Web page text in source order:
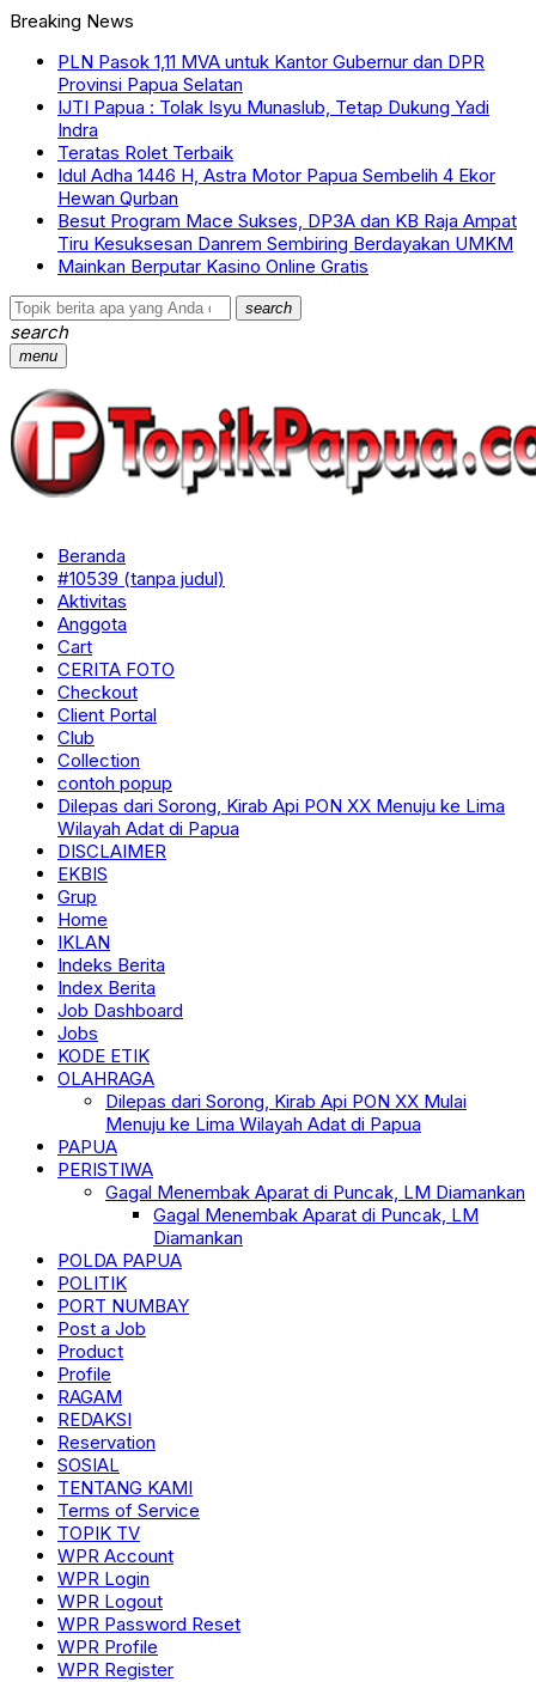
Breaking News
PLN Pasok 1,11 MVA untuk Kantor Gubernur dan DPR
Provinsi Papua Selatan
IJTI Papua : Tolak Isyu Munaslub, Tetap Dukung Yadi
Indra
Teratas Rolet Terbaik
Idul Adha 1446 H, Astra Motor Papua Sembelih 4 Ekor
Hewan Qurban
Besut Program Mace Sukses, DP3A dan KB Raja Ampat
Tiru Kesuksesan Danrem Sembiring Berdayakan UMKM
Mainkan Berputar Kasino Online Gratis
search
search
menu
Beranda
#10539 (tanpa judul)
Aktivitas
Anggota
Cart
CERITA FOTO
Checkout
Client Portal
Club
Collection
contoh popup
Dilepas dari Sorong, Kirab Api PON XX Menuju ke Lima
Wilayah Adat di Papua
DISCLAIMER
EKBIS
Grup
Home
IKLAN
Indeks Berita
Index Berita
Job Dashboard
Jobs
KODE ETIK
OLAHRAGA
Dilepas dari Sorong, Kirab Api PON XX Mulai
Menuju ke Lima Wilayah Adat di Papua
PAPUA
PERISTIWA
Gagal Menembak Aparat di Puncak, LM Diamankan
Gagal Menembak Aparat di Puncak, LM
Diamankan
POLDA PAPUA
POLITIK
PORT NUMBAY
Post a Job
Product
Profile
RAGAM
REDAKSI
Reservation
SOSIAL
TENTANG KAMI
Terms of Service
TOPIK TV
WPR Account
WPR Login
WPR Logout
WPR Password Reset
WPR Profile
WPR Register